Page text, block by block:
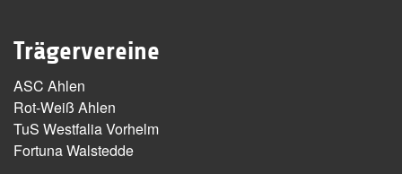
Trägervereine
ASC Ahlen
Rot-Weiß Ahlen
TuS Westfalia Vorhelm
Fortuna Walstedde